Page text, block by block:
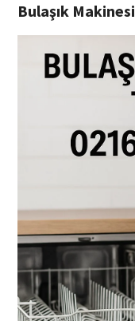
Bulaşık Makinesi